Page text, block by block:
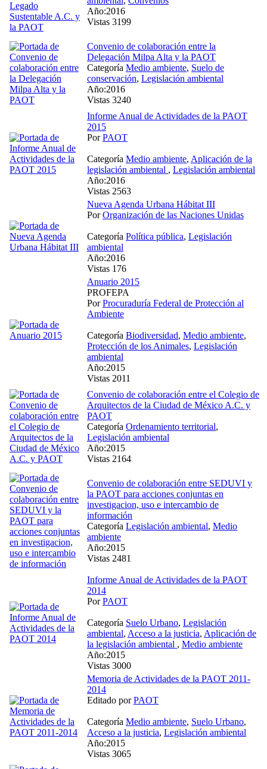
Año:2016
Vistas 3199
Convenio de colaboración entre la
Delegación Milpa Alta y la PAOT
Categoría Medio ambiente, Suelo de
conservación, Legislación ambiental
Año:2016
Vistas 3240
Informe Anual de Actividades de la PAOT
2015
PorPAOT
Categoría Medio ambiente, Aplicación de la
legislación ambiental , Legislación ambiental
Año:2016
Vistas 2563
Nueva Agenda Urbana Hábitat III
PorOrganización de las Naciones Unidas
Categoría Política pública, Legislación
ambiental
Año:2016
Vistas 176
Anuario 2015
PROFEPA
PorProcuraduría Federal de Protección al
Ambiente
Categoría Biodiversidad, Medio ambiente,
Protección de los Animales, Legislación
ambiental
Año:2015
Vistas 2011
Convenio de colaboración entre el Colegio de
Arquitectos de la Ciudad de México A.C. y
PAOT
Categoría Ordenamiento territorial,
Legislación ambiental
Año:2015
Vistas 2164
Convenio de colaboración entre SEDUVI y
la PAOT para acciones conjuntas en
investigacion, uso e intercambio de
información
Categoría Legislación ambiental, Medio
ambiente
Año:2015
Vistas 2481
Informe Anual de Actividades de la PAOT
2014
PorPAOT
Categoría Suelo Urbano, Legislación
ambiental, Acceso a la justicia, Aplicación de
la legislación ambiental , Medio ambiente
Año:2015
Vistas 3000
Memoria de Actividades de la PAOT 2011-
2014
Editado porPAOT
Categoría Medio ambiente, Suelo Urbano,
Acceso a la justicia, Legislación ambiental
Año:2015
Vistas 3065